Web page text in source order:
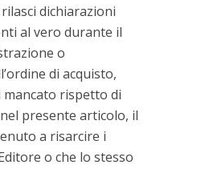
dichiarazioni
al vero durante il
o
di acquisto,
mancato rispetto di
presente articolo, il
a risarcire i
o che lo stesso